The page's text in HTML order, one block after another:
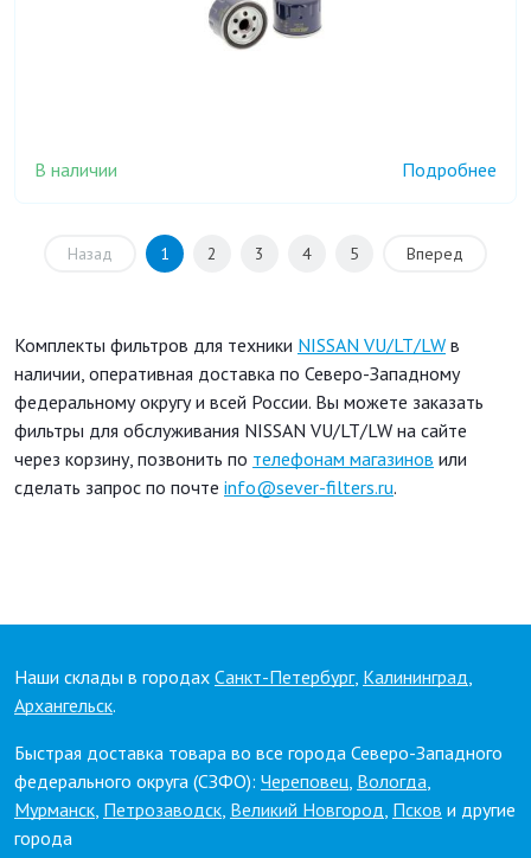
В наличии Подробнее
Назад 1 2 3 4 5 Вперед
Комплекты фильтров для техники NISSAN VU/LT/LW в
наличии, оперативная доставка по Северо-Западному
федеральному округу и всей России. Вы можете заказать
фильтры для обслуживания NISSAN VU/LT/LW на сайте
через корзину, позвонить по телефонам магазинов или
сделать запрос по почте info@sever-filters.ru.
Наши склады в городах Санкт-Петербург, Калининград,
Архангельск.
Быстрая доставка товара во все города Северо-Западного
федерального округа (СЗФО): Череповец, Вологда,
Мурманск, Петрозаводск, Великий Новгород, Псков и другие
города